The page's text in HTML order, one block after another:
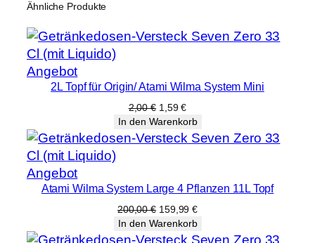
e
M
e
n
g
Ähnliche Produkte
AngebotProdukt
im
2L Topf für Origin/ Atami Wilma System Mini
2,00€ Ursprünglicher
Preis
war:
2,00 €
1,59€Aktueller
Preis
ist:
1,59 €.
In den Warenkorb
AngebotProdukt
im
Angebot
Atami Wilma System Large 4 Pflanzen 11L Topf
200,00€ Ursprünglicher
Preis
war:
159,99€Aktueller
Preis
ist:
In den Warenkorb